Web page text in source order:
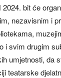
bit će
nezavisnim i
i svim drugim
umjetnosti, da
teatarske